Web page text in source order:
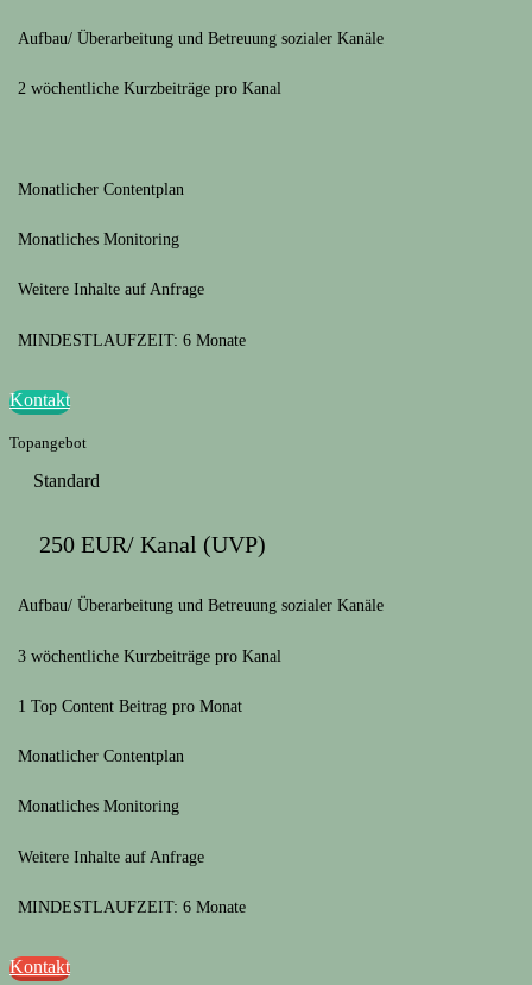
Aufbau/ Überarbeitung und Betreuung sozialer Kanäle
2 wöchentliche Kurzbeiträge pro Kanal
Monatlicher Contentplan
Monatliches Monitoring
Weitere Inhalte auf Anfrage
MINDESTLAUFZEIT: 6 Monate
Kontakt
Topangebot
Standard
250 EUR/ Kanal (UVP)
Aufbau/ Überarbeitung und Betreuung sozialer Kanäle
3 wöchentliche Kurzbeiträge pro Kanal
1 Top Content Beitrag pro Monat
Monatlicher Contentplan
Monatliches Monitoring
Weitere Inhalte auf Anfrage
MINDESTLAUFZEIT: 6 Monate
Kontakt